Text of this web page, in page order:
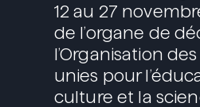
12 au 27
de l’organe de
l’Organisation
unies pour
culture et la